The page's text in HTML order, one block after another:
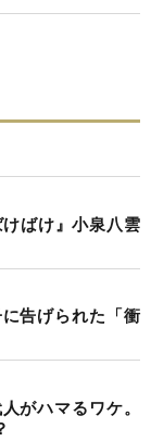
ばけ』小泉八雲
告げられた「衝
がハマるワケ。